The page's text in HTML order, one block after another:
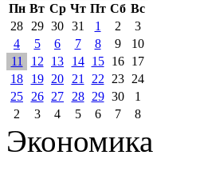
Пн Вт Ср Чт Пт Сб Вс
28
29 30 31 1 2
3
4
5 6 7 8 9
10
11
12 13 14 15 16
17
18
19 20 21 22 23
24
25
26 27 28 29 30
1
2
3 4 5 6 7 8
Экономика